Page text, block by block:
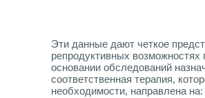
Эти данные дают четкое
репродуктивных
основании обследований
соответственная терапия,
необходимости, направлена на: